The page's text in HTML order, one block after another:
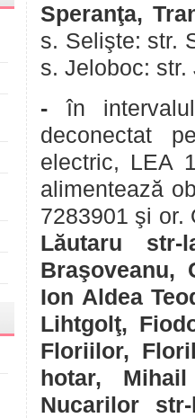
Speranţa,
s. Selişte: str.
s. Jeloboc:
-în
deconectat
electric, LEA
alimentează
7283901 şi or.
Lăutaru str-
Braşoveanu,
Ion Aldea
Lihtgolţ,
Floriilor,
hotar,
Nucarilor